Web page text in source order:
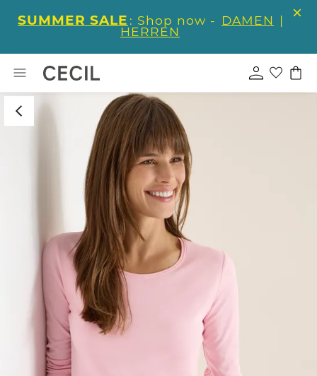
SUMMER SALE : Shop now - DAMEN |
HERREN